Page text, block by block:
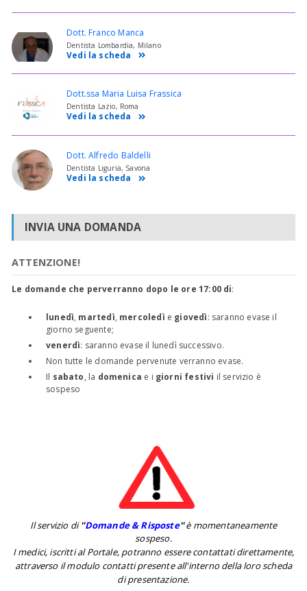
Dott. Franco Manca
Dentista Lombardia, Milano
Vedi la scheda
Dott.ssa Maria Luisa Frassica
Dentista Lazio, Roma
Vedi la scheda
Dott. Alfredo Baldelli
Dentista Liguria, Savona
Vedi la scheda
INVIA UNA DOMANDA
ATTENZIONE!
Le domande che perverranno dopo le ore 17:00 di:
lunedì, martedì, mercoledì e giovedì: saranno evase il
giorno seguente;
venerdì: saranno evase il lunedì successivo.
Non tutte le domande pervenute verranno evase.
Il sabato, la domenica e i giorni festivi il servizio è
sospeso
Il servizio di''Domande & Risposte''è momentaneamente
sospeso.
I medici, iscritti al Portale, potranno essere contattati direttamente,
attraverso il modulo contatti presente all'interno della loro scheda
di presentazione.